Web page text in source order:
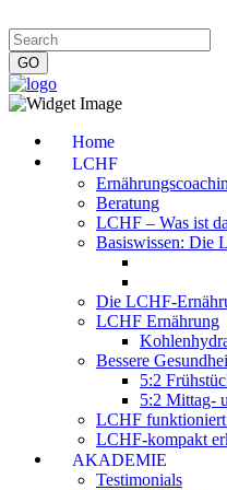
Home
LCHF
Beratung
LCHF – Was ist
Basiswissen: Die
Die LCHF-
LCHF Ernährung
Bessere
5:2
5:2 Mittag-
LCHF
LCHF-kompakt
AKADEMIE
Testimonials